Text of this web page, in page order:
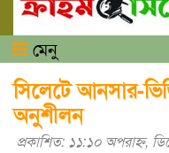
মেনু
সিলেটে আনসার-
অনুশীলন
প্রকাশিত: ১১:১০ অপরাহ্ণ,